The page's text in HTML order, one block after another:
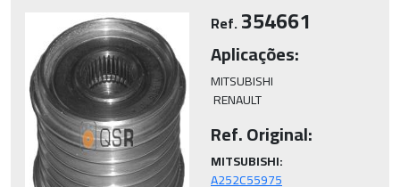
Ref.354661
Aplicações:
MITSUBISHI
RENAULT
Ref. Original:
MITSUBISHI: